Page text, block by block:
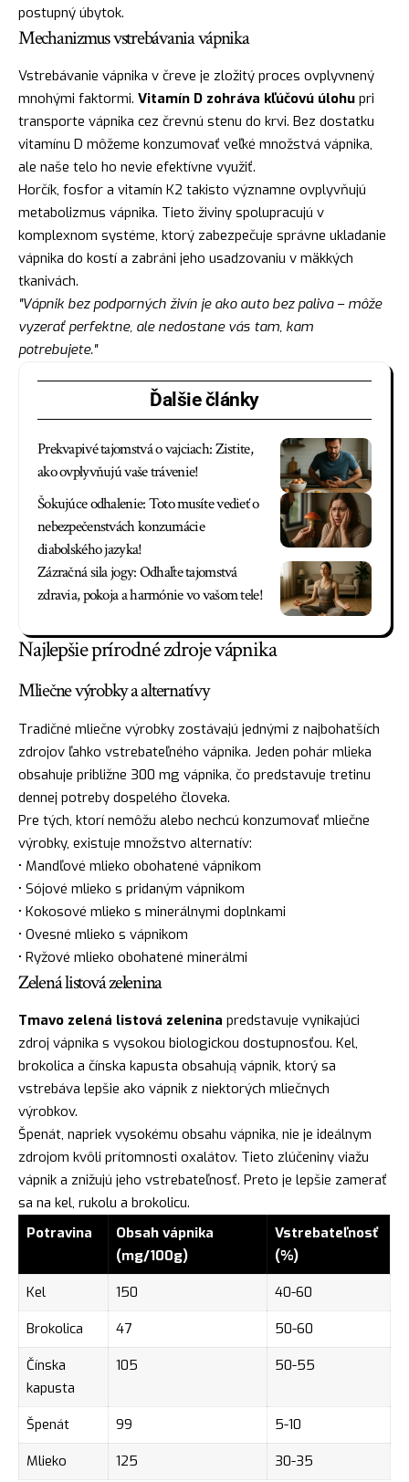
postupný úbytok.
Mechanizmus vstrebávania vápnika
Vstrebávanie vápnika v čreve je zložitý proces ovplyvnený
mnohými faktormi. Vitamín D zohráva kľúčovú úlohu pri
transporte vápnika cez črevnú stenu do krvi. Bez dostatku
vitamínu D môžeme konzumovať veľké množstvá vápnika,
ale naše telo ho nevie efektívne využiť.
Horčík, fosfor a vitamín K2 takisto významne ovplyvňujú
metabolizmus vápnika. Tieto živiny spolupracujú v
komplexnom systéme, ktorý zabezpečuje správne ukladanie
vápnika do kostí a zabráni jeho usadzovaniu v mäkkých
tkanivách.
"Vápnik bez podporných živín je ako auto bez paliva – môže
vyzerať perfektne, ale nedostane vás tam, kam
potrebujete."
Ďalšie články
Prekvapivé tajomstvá o vajciach: Zistite,
ako ovplyvňujú vaše trávenie!
Šokujúce odhalenie: Toto musíte vedieť o
nebezpečenstvách konzumácie
diabolského jazyka!
Zázračná sila jogy: Odhaľte tajomstvá
zdravia, pokoja a harmónie vo vašom tele!
Najlepšie prírodné zdroje vápnika
Mliečne výrobky a alternatívy
Tradičné mliečne výrobky zostávajú jednými z najbohatších
zdrojov ľahko vstrebateľného vápnika. Jeden pohár mlieka
obsahuje približne 300 mg vápnika, čo predstavuje tretinu
dennej potreby dospelého človeka.
Pre tých, ktorí nemôžu alebo nechcú konzumovať mliečne
výrobky, existuje množstvo alternatív:
• Mandľové mlieko obohatené vápnikom
• Sójové mlieko s pridaným vápnikom
• Kokosové mlieko s minerálnymi doplnkami
• Ovesné mlieko s vápnikom
• Ryžové mlieko obohatené minerálmi
Zelená listová zelenina
Tmavo zelená listová zelenina predstavuje vynikajúci
zdroj vápnika s vysokou biologickou dostupnosťou. Kel,
brokolica a čínska kapusta obsahują vápnik, ktorý sa
vstrebáva lepšie ako vápnik z niektorých mliečnych
výrobkov.
Špenát, napriek vysokému obsahu vápnika, nie je ideálnym
zdrojom kvôli prítomnosti oxalátov. Tieto zlúčeniny viažu
vápnik a znižujú jeho vstrebateľnosť. Preto je lepšie zamerať
sa na kel, rukolu a brokolicu.
Potravina
Obsah vápnika
(mg/100g)
Vstrebateľnosť
(%)
Kel
150
40-60
Brokolica
47
50-60
Čínska
kapusta
105 50-55
Špenát 99
5-10
Mlieko
125 30-35